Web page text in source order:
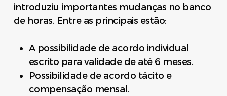
introduziu importantes mudanças no banco
de horas. Entre as principais estão:
A possibilidade de acordo individual
escrito para validade de até 6 meses.
Possibilidade de acordo tácito e
compensação mensal.